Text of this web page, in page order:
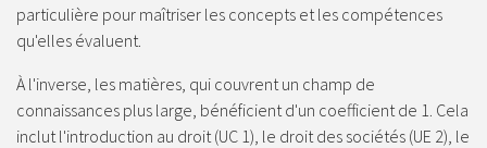
particulière pour maîtriser les concepts et les compétences
qu'elles évaluent.
À l'inverse, les matières, qui couvrent un champ de
connaissances plus large, bénéficient d'un coefficient de 1. Cela
inclut l'introduction au droit (UC 1), le droit des sociétés (UE 2), le